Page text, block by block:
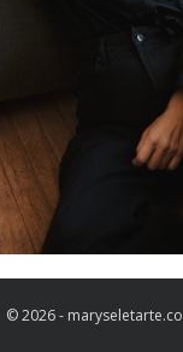
© 2026 -